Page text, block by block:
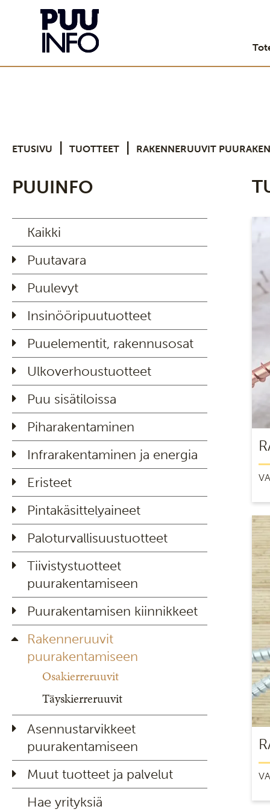
ETUSIVU TUOTTEET RAKENNERUUVIT
PUUINFO
Kaikki
Puutavara
Puulevyt
Insinööripuutuotteet
Puuelementit, rakennusosat
Ulkoverhoustuotteet
Puu sisätiloissa
Piharakentaminen
Infrarakentaminen ja energia
Eristeet
Pintakäsittelyaineet
Paloturvallisuustuotteet
Tiivistystuotteet
puurakentamiseen
Puurakentamisen kiinnikkeet
Rakenneruuvit
puurakentamiseen
Osakierreruuvit
Täyskierreruuvit
Asennustarvikkeet
puurakentamiseen
Muut tuotteet ja palvelut
Hae yrityksiä